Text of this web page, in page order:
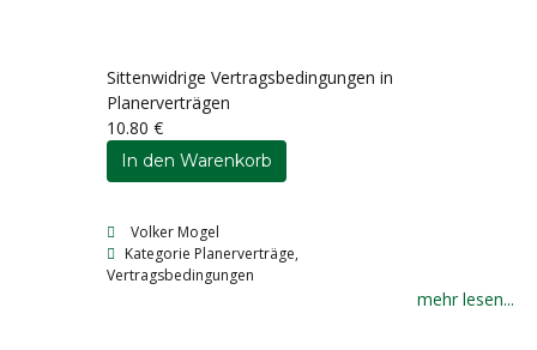
Sittenwidrige Vertragsbedingungen in
Planerverträgen
10.80 €
Volker Mogel
Kategorie Planerverträge,
Vertragsbedingungen
mehr lesen...